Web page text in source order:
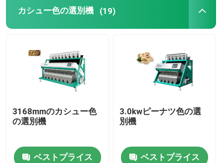
カシュー色の選別機 (19)
3168mmのカシュー色
の選別機
ベストプライス
3.0kwピーナツ色の選
別機
ベストプライス